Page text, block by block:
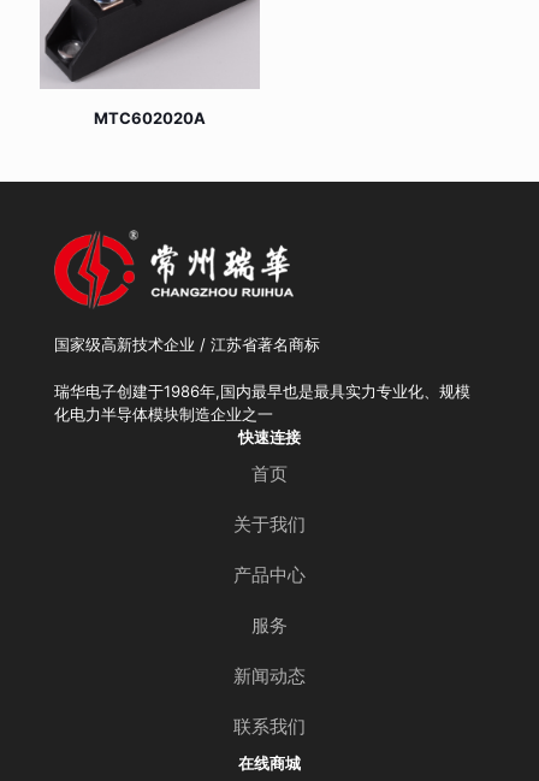
MTC602020A
国家级高新技术企业 / 江苏省著名商标
瑞华电子创建于1986年,国内最早也是最具实力专业化、规模
化电力半导体模块制造企业之一
快速连接
首页
关于我们
产品中心
服务
新闻动态
联系我们
在线商城